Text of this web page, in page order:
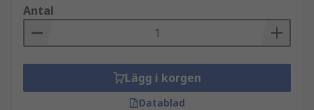
Antal
Lägg i korgen
Datablad